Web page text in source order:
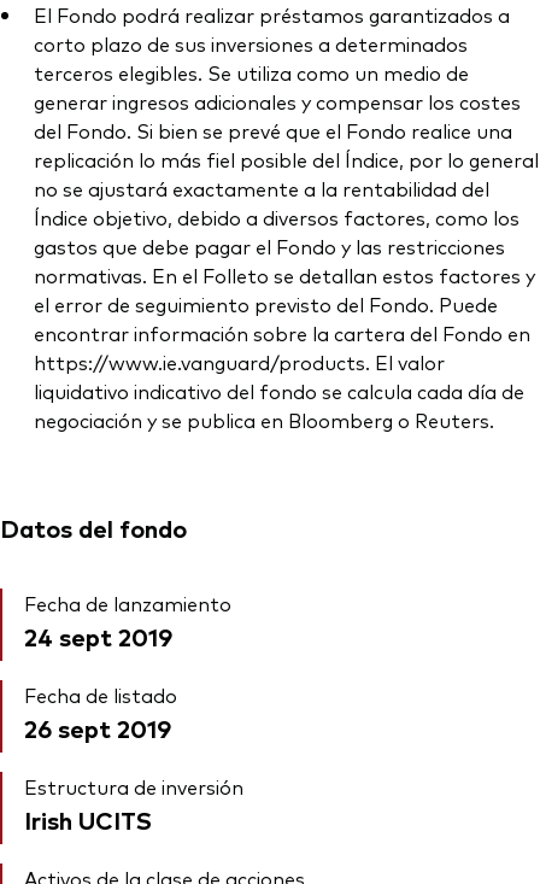
El Fondo podrá realizar préstamos garantizados a
corto plazo de sus inversiones a determinados
terceros elegibles. Se utiliza como un medio de
generar ingresos adicionales y compensar los costes
del Fondo. Si bien se prevé que el Fondo realice una
replicación lo más fiel posible del Índice, por lo general
no se ajustará exactamente a la rentabilidad del
Índice objetivo, debido a diversos factores, como los
gastos que debe pagar el Fondo y las restricciones
normativas. En el Folleto se detallan estos factores y
el error de seguimiento previsto del Fondo. Puede
encontrar información sobre la cartera del Fondo en
https://www.ie.vanguard/products. El valor
liquidativo indicativo del fondo se calcula cada día de
negociación y se publica en Bloomberg o Reuters.
Datos del fondo
Fecha de lanzamiento
24 sept 2019
Fecha de listado
26 sept 2019
Estructura de inversión
Irish UCITS
Activos de la clase de acciones